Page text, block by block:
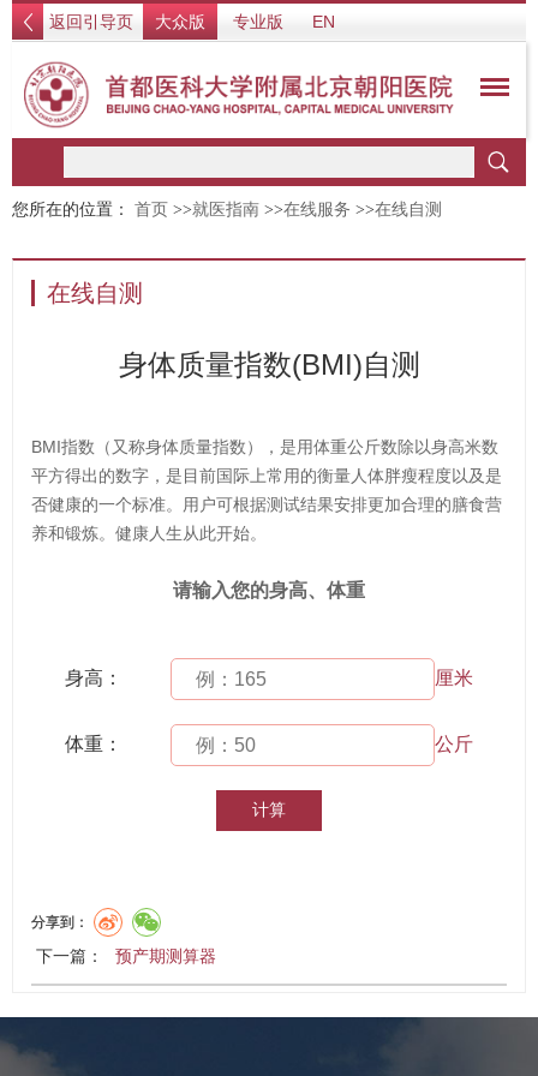
返回引导页 大众版 专业版 EN
您所在的位置： 首页 >>就医指南 >>在线服务 >>在线自测
在线自测
身体质量指数(BMI)自测
BMI指数（又称身体质量指数），是用体重公斤数除以身高米数
平方得出的数字，是目前国际上常用的衡量人体胖瘦程度以及是
否健康的一个标准。用户可根据测试结果安排更加合理的膳食营
养和锻炼。健康人生从此开始。
请输入您的身高、体重
身高： 厘米
体重： 公斤
分享到：
下一篇： 预产期测算器